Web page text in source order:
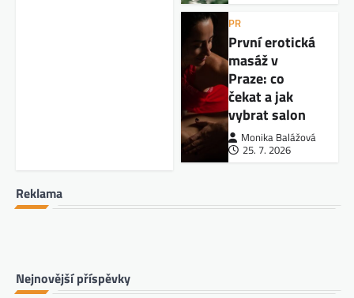
PR
První erotická
masáž v
Praze: co
čekat a jak
vybrat salon
Monika Balážová
25. 7. 2026
Reklama
Nejnovější příspěvky